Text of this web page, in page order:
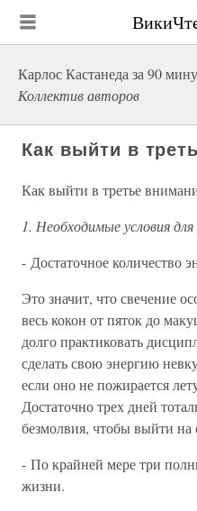
Карлос Кастанеда за 90
Коллектив авторов
Как выйти в
Как выйти в третье
1. Необходимые условия
- Достаточное количество
Это значит, что свечение
весь кокон от пяток до
долго практиковать
сделать свою энергию
если оно не пожирается
Достаточно трех дней
безмолвия, чтобы выйти
- По крайней мере три
жизни.